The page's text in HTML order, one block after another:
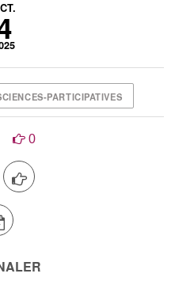
PARTICIPATIVES
0